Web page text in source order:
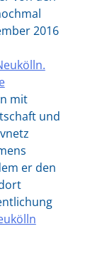
2016
mit
und
er den